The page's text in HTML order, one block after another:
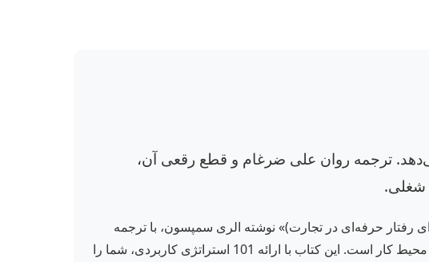
تجارت ارائه می‌دهد. ترجمه روان علی ضرغام و قطع رقعی آن،
شغلی.
مهارت‌های حرفه‌ای و موفقیت در دنیای تجارت هستید؟ کتاب «اقتصاد امروز 4 (101 راه برای رفتار حرفه‌ای در تجارت)» نوشته الری سمپسون، با ترجمه
علی ضرغام و انتشارات قدیانی، یک راهنمای عملی و جامع برای بهبود رفتارهای تجاری و افزایش بهره‌وری در محیط کار است. این کتاب با ارائه 101 استراتژی کاربردی، شما را